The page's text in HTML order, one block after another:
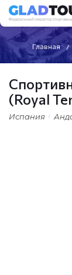
Главная
(Royal
Испания